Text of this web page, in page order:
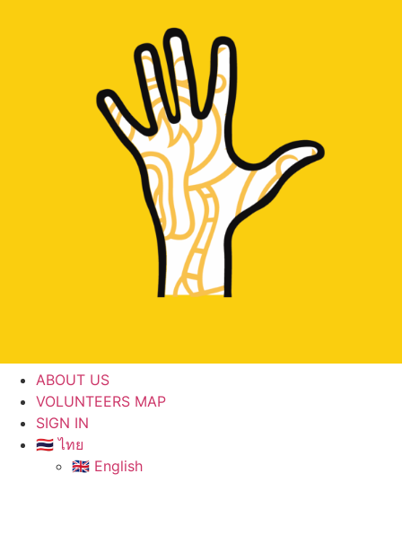
ABOUT US
VOLUNTEERS MAP
SIGN IN
🇹🇭 ไทย
🇬🇧 English